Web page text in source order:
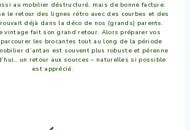
au mobilier déstructuré, mais de bonne facture.
le retour des lignes rétro avec des courbes et des
déjà dans la déco de nos (grands) parents.
vintage fait son grand retour. Alors préparer vos
les brocantes tout au long de la période
d’antan est souvent plus robuste et pérenne
un retour aux sources – naturelles si possible
est apprécié.